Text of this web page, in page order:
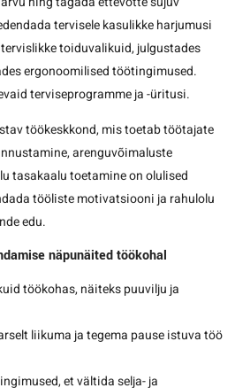
tervisele kasulikke harjumusi
toiduvalikuid, julgustades
ergonoomilised töötingimused.
terviseprogramme ja -üritusi.
töökeskkond, mis toetab töötajate
arenguvõimaluste
tasakaalu toetamine on olulised
tööliste motivatsiooni ja rahulolu
edu.
näpunäited töökohal
töökohas, näiteks puuvilju ja
liikuma ja tegema pause istuva töö
et vältida selja- ja